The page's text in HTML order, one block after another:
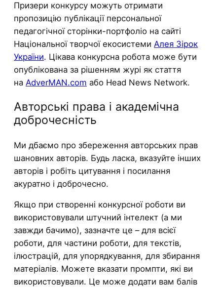
Призери конкурсу можуть отримати
пропозицію публікації персональної
педагогічної сторінки-портфоліо на сайті
Національної творчої екосистеми Алея Зірок
України. Цікава конкурсна робота може бути
опублікована за рішенням журі як стаття
на AdverMAN.com або Head News Network.
Авторські права і академічна
доброчесність
Ми дбаємо про збереження авторських прав
шановних авторів. Будь ласка, вказуйте інших
авторів і робіть цитування і посилання
акуратно і доброчесно.
Якщо при створенні конкурсної роботи ви
використовували штучний інтелект (а ми
завжди бачимо), зазначте це – для всієї
роботи, для частини роботи, для текстів,
ілюстрацій, для упорядкування, для збирання
матеріалів. Можете вказати промпти, які ви
використовували. Це може додати вам балів